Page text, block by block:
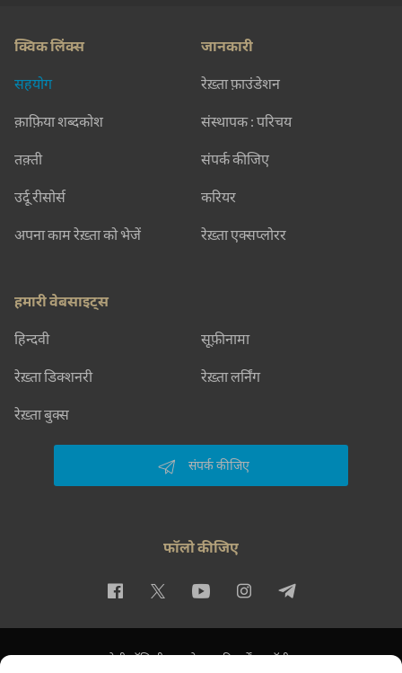
क्विक लिंक्स
सहयोग
क़ाफ़िया शब्दकोश
तक़्ती
उर्दू रीसोर्स
अपना काम रेख़्ता को भेजें
जानकारी
रेख़्ता फ़ाउंडेशन
संस्थापक : परिचय
संपर्क कीजिए
करियर
रेख़्ता एक्सप्लोरर
हमारी वेबसाइट्स
हिन्दवी सूफ़ीनामा
रेख़्ता डिक्शनरी रेख़्ता लर्निंग
रेख़्ता बुक्स
संपर्क कीजिए
फॉलो कीजिए
प्राइवेसी पॉलिसी इस्तेमाल की शर्तें कॉपीराइट